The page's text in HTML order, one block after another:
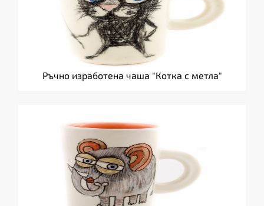
Ръчно изработена чаша "Котка с метла"